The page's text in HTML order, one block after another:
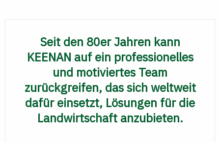
Seit den 80er Jahren kann
KEENAN auf ein professionelles
und motiviertes Team
zurückgreifen, das sich weltweit
dafür einsetzt, Lösungen für die
Landwirtschaft anzubieten.